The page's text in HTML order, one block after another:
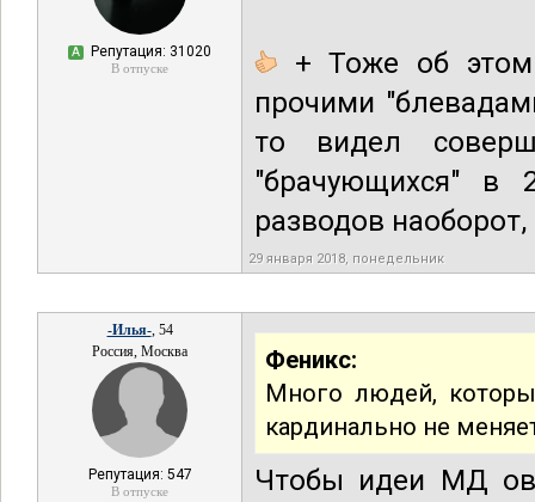
А Репутация: 31020
В отпуске
+ Тоже об этом
прочими
то видел
"брачующихся"
разводов
29 января 2018, понедельник
-Илья-, 54
Россия, Москва
Репутация: 547
В отпуске
Феникс:
Много людей,
кардинально не
Чтобы идеи МД